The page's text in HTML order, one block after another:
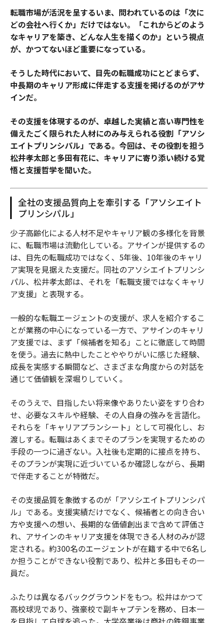
転職市場が活況を呈するいま、問われているのは「次に
どの会社へ行くか」だけではない。「これからどのよう
なキャリアを築き、どんな人生を描くのか」という視点
が、かつてないほど重要になっている。
そうした時代において、目先の転職成功にとどまらず、
中長期のキャリア形成に伴走する支援を掲げるのがアサ
インだ。
その支援を体現するのが、卓越した実績と高い専門性を
備えたごく限られた人材にのみ与えられる役割「アソシ
エイトプリンシパル」である。今回は、その役割を担う
松井孝太郎と多田有花に、キャリアに寄り添い続ける覚
悟と支援哲学を聞いた。
全社の支援品質向上を牽引する「アソシエイト
プリンシパル」
少子高齢化による人材不足やキャリア観の多様化を背景
に、転職市場は流動化している。アサインが提供するの
は、目先の転職成功ではなく、5年後、10年後のキャリ
ア実現を見据えた支援だ。同社のアソシエイトプリンシ
パル、松井孝太郎は、それを「転職支援ではなくキャリ
ア支援」と表現する。
一般的な転職エージェントの支援が、求人を紹介するこ
とが業務の中心になっている一方で、アサインのキャリ
ア支援では、まず「候補者を知る」ことに徹底して時間
を使う。過去に熱中したことややりがいに感じた経験、
成長を実感する瞬間など、さまざまな角度からの対話を
通じて価値観を深堀りしていく。
そのうえで、目指したい将来像やありたい姿をすり合わ
せ、必要なスキルや経験、その人自身の強みを言語化。
それらを「キャリアプランシート」として可視化し、お
渡しする。転職はあくまでそのプランを実現するための
手段の一つに過ぎない。入社後も定期的に接点を持ち、
そのプランが実現に近づいているか確認しながら、長期
で伴走することが特徴だ。
その支援品質を象徴するのが「アソシエイトプリンシパ
ル」である。支援実績だけでなく、候補者との向き合い
方や支援への想い、長期的な価値創出まで含めて評価さ
れ、アサインのキャリア支援を体現できる人材のみが認
定される。約300名のエージェントが在籍する中で6名し
か担うことができない役割であり、松井と多田もその一
員だ。
ふたりは異なるバックグラウンドをもつ。松井はかつて
高校球児であり、強豪校で副キャプテンを務め、日本一